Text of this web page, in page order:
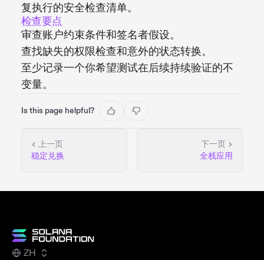
复执行的安全检查清单。
检查要点
审查账户约束条件和签名者假设。
查找缺失的权限检查和意外的状态转换。
至少记录一个你希望测试在后续持续验证的不
变量。
Is this page helpful?
上一页
稳定兑换
下一页
全栈应用
ZH